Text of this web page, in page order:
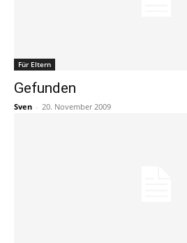
Für Eltern
Gefunden
Sven - 20. November 2009